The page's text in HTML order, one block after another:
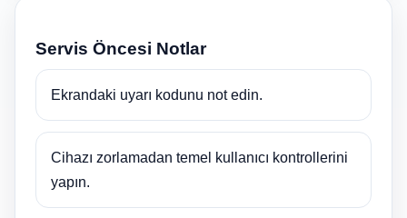
Servis Öncesi Notlar
Ekrandaki uyarı kodunu not edin.
Cihazı zorlamadan temel kullanıcı kontrollerini
yapın.